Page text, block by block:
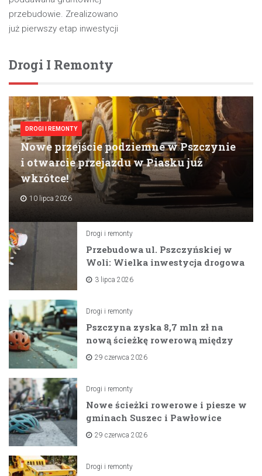
przebudowie. Zrealizowano
już pierwszy etap inwestycji
Drogi I Remonty
DROGI I REMONTY
Nowe przejście podziemne w Pszczynie
i otwarcie przejazdu w Piasku już
wkrótce!
10 lipca 2026
Drogi i remonty
Przebudowa ul. Pszczyńskiej w
Woli: Wielka inwestycja drogowa
na horyzoncie
3 lipca 2026
Drogi i remonty
Pszczyna zyska 8,7 mln zł na
nową ścieżkę rowerową między
zaporami
29 czerwca 2026
Drogi i remonty
Nowe ścieżki rowerowe i piesze w
gminach Suszec i Pawłowice
dzięki unijnemu wsparciu
29 czerwca 2026
Drogi i remonty